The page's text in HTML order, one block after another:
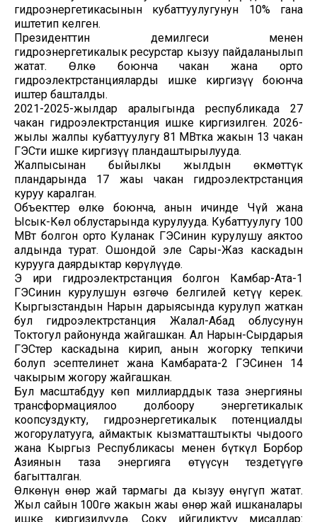
гидроэнергетикасынын кубаттуулугунун 10% гана
иштетип келген.
Президенттин демилгеси менен
гидроэнергетикалык ресурстар кызуу пайдаланылып
жатат. Өлкө боюнча чакан жана орто
гидроэлектрстанцияларды ишке киргизүү боюнча
иштер башталды.
2021-2025-жылдар аралыгында республикада 27
чакан гидроэлектрстанция ишке киргизилген. 2026-
жылы жалпы кубаттуулугу 81 МВтка жакын 13 чакан
ГЭСти ишке киргизүү пландаштырылууда.
Жалпысынан быйылкы жылдын өкмөттүк
пландарында 17 жаңы чакан гидроэлектрстанция
куруу каралган.
Объекттер өлкө боюнча, анын ичинде Чүй жана
Ысык-Көл облустарында курулууда. Кубаттуулугу 100
МВт болгон орто Куланак ГЭСинин курулушу аяктоо
алдында турат. Ошондой эле Сары-Жаз каскадын
курууга даярдыктар көрүлүүдө.
Эң ири гидроэлектрстанция болгон Камбар-Ата-1
ГЭСинин курулушун өзгөчө белгилей кетүү керек.
Кыргызстандын Нарын дарыясында курулуп жаткан
бул гидроэлектрстанция Жалал-Абад облусунун
Токтогул районунда жайгашкан. Ал Нарын-Сырдарыя
ГЭСтер каскадына кирип, анын жогорку тепкичи
болуп эсептелинет жана Камбарата-2 ГЭСинен 14
чакырым жогору жайгашкан.
Бул масштабдуу көп миллиарддык таза энергияны
трансформациялоо долбоору энергетикалык
коопсуздукту, гидроэнергетикалык потенциалды
жогорулатууга, аймактык кызматташтыкты чыңдоого
жана Кыргыз Республикасы менен бүткүл Борбор
Азиянын таза энергияга өтүүсүн тездетүүгө
багытталган.
Өлкөнүн өнөр жай тармагы да кызуу өнүгүп жатат.
Жыл сайын 100гө жакын жаңы өнөр жай ишканалары
ишке киргизилүүдө. Соңку ийгиликтүү мисалдар: